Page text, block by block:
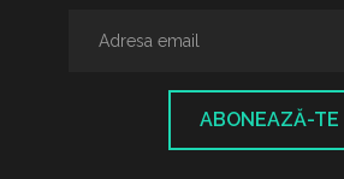
ABONEAZĂ-TE